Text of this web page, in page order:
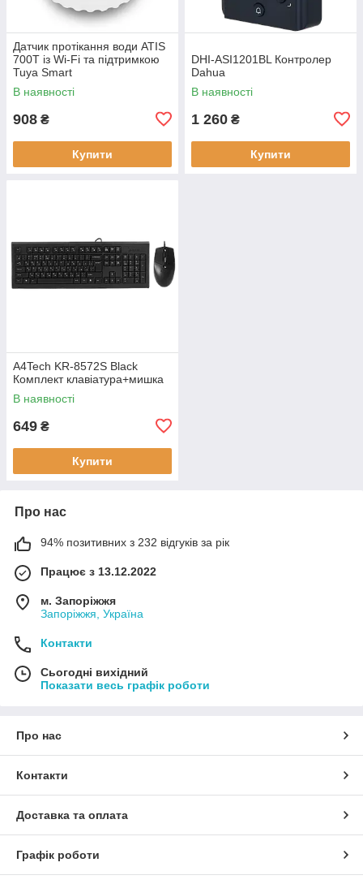
Датчик протікання води ATIS
700T із Wi-Fi та підтримкою
Tuya Smart
В наявності
908 ₴
Купити
DHI-ASI1201BL Контролер
Dahua
В наявності
1 260 ₴
Купити
A4Tech KR-8572S Black
Комплект клавіатура+мишка
В наявності
649 ₴
Купити
Про нас
94% позитивних з 232 відгуків за рік
Працює з 13.12.2022
м. Запоріжжя
Запоріжжя, Україна
Контакти
Сьогодні вихідний
Показати весь графік роботи
Про нас
Контакти
Доставка та оплата
Графік роботи